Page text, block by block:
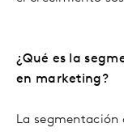
¿Qué es la
en marketing?
La segmentación